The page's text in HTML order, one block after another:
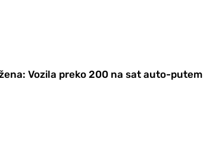
Vozila preko 200 na sat auto-putem